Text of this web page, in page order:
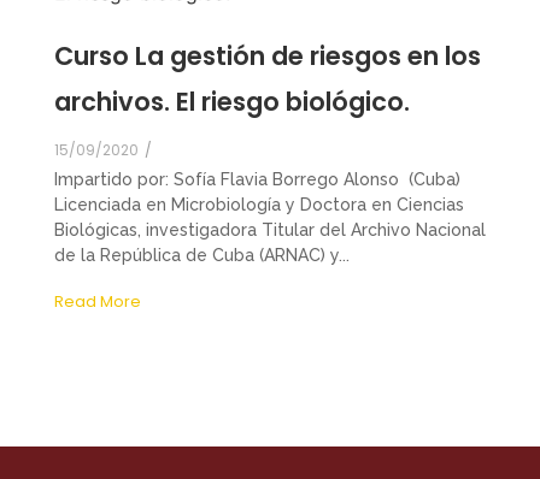
Curso La gestión de riesgos en los
archivos. El riesgo biológico.
15/09/2020 /
Impartido por: Sofía Flavia Borrego Alonso (Cuba)
Licenciada en Microbiología y Doctora en Ciencias
Biológicas, investigadora Titular del Archivo Nacional
de la República de Cuba (ARNAC) y...
Read More